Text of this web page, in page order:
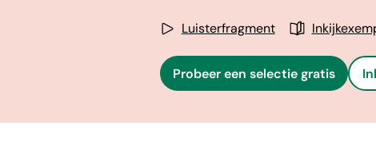
Luisterfragment
Probeer een selectie gratis